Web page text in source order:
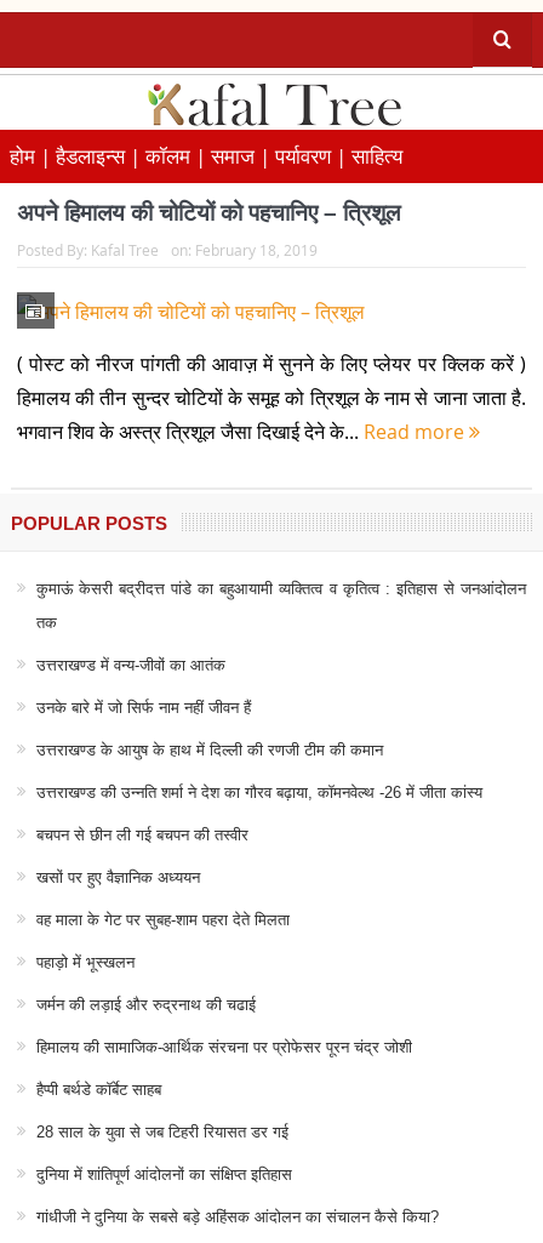
होम |हैडलाइन्स |कॉलम |समाज |पर्यावरण |साहित्य
अपने हिमालय की चोटियों को पहचानिए – त्रिशूल
Posted By: Kafal Tree on: February 18, 2019
( पोस्ट को नीरज पांगती की आवाज़ में सुनने के लिए प्लेयर पर क्लिक करें )
हिमालय की तीन सुन्दर चोटियों के समूह को त्रिशूल के नाम से जाना जाता है.
भगवान शिव के अस्त्र त्रिशूल जैसा दिखाई देने के... Read more
POPULAR POSTS
कुमाऊं केसरी बद्रीदत्त पांडे का बहुआयामी व्यक्तित्व व कृतित्व : इतिहास से जनआंदोलन
तक
उत्तराखण्ड में वन्य-जीवों का आतंक
उनके बारे में जो सिर्फ नाम नहीं जीवन हैं
उत्तराखण्ड के आयुष के हाथ में दिल्ली की रणजी टीम की कमान
उत्तराखण्ड की उन्नति शर्मा ने देश का गौरव बढ़ाया, कॉमनवेल्थ -26 में जीता कांस्य
बचपन से छीन ली गई बचपन की तस्वीर
खसों पर हुए वैज्ञानिक अध्ययन
वह माला के गेट पर सुबह-शाम पहरा देते मिलता
पहाड़ो में भूस्खलन
जर्मन की लड़ाई और रुद्रनाथ की चढाई
हिमालय की सामाजिक-आर्थिक संरचना पर प्रोफेसर पूरन चंद्र जोशी
हैप्पी बर्थडे कॉर्बेट साहब
28 साल के युवा से जब टिहरी रियासत डर गई
दुनिया में शांतिपूर्ण आंदोलनों का संक्षिप्त इतिहास
गांधीजी ने दुनिया के सबसे बड़े अहिंसक आंदोलन का संचालन कैसे किया?